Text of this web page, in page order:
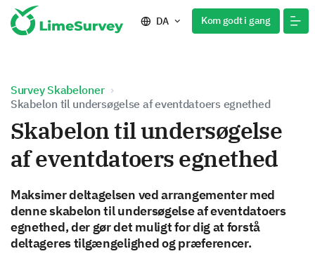
DA Kom godt i gang
Survey Skabeloner
Skabelon til undersøgelse af eventdatoers egnethed
Skabelon til undersøgelse
af eventdatoers egnethed
Maksimer deltagelsen ved arrangementer med
denne skabelon til undersøgelse af eventdatoers
egnethed, der gør det muligt for dig at forstå
deltageres tilgængelighed og præferencer.